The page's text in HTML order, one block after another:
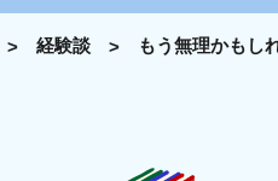
経験談 もう無理かもし